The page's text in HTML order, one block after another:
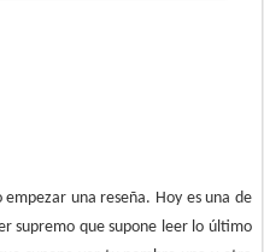
una reseña. Hoy es una de
supremo que supone leer lo último